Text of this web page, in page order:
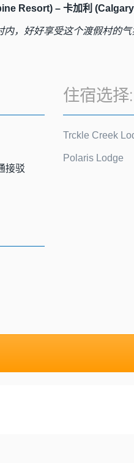
Resort) – 卡加利
，好好享受这个渡假村的
接驳
住宿选择:
Trckle Creek
Polaris Lodge